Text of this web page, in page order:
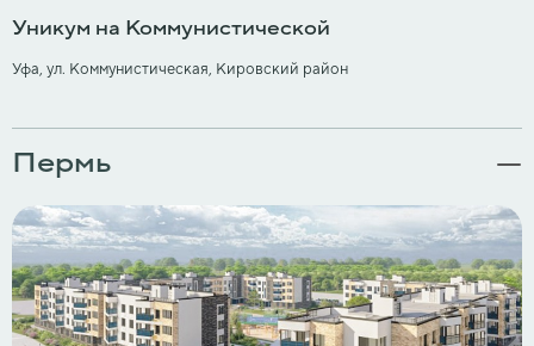
Уникум на Коммунистической
Уфа, ул. Коммунистическая, Кировский район
Пермь